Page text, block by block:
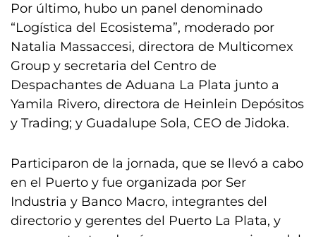
Por último, hubo un panel denominado
“Logística del Ecosistema”, moderado por
Natalia Massaccesi, directora de Multicomex
Group y secretaria del Centro de
Despachantes de Aduana La Plata junto a
Yamila Rivero, directora de Heinlein Depósitos
y Trading; y Guadalupe Sola, CEO de Jidoka.
Participaron de la jornada, que se llevó a cabo
en el Puerto y fue organizada por Ser
Industria y Banco Macro, integrantes del
directorio y gerentes del Puerto La Plata, y